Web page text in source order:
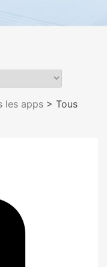
les apps > Tous